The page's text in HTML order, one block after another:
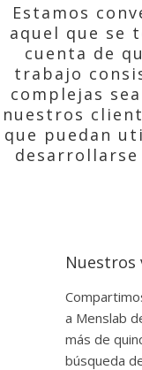
Estamos
aquel que se
cuenta de
trabajo
complejas
nuestros
que puedan
Nuestros
a Menslab
más de
búsqueda